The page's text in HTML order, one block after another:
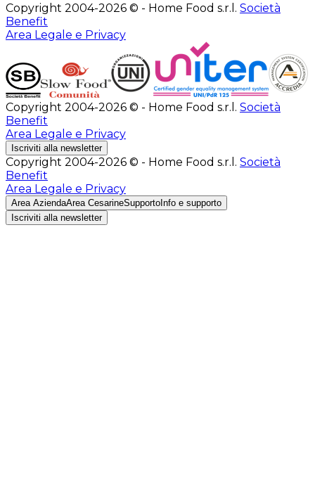
Copyright 2004-2026 © - Home Food s.r.l. Società
Benefit
Area Legale e Privacy
Copyright 2004-2026 © - Home Food s.r.l. Società
Benefit
Area Legale e Privacy
Iscriviti alla newsletter
Copyright 2004-2026 © - Home Food s.r.l. Società
Benefit
Area Legale e Privacy
Area AziendaArea CesarineSupporto Info e supporto
Iscriviti alla newsletter